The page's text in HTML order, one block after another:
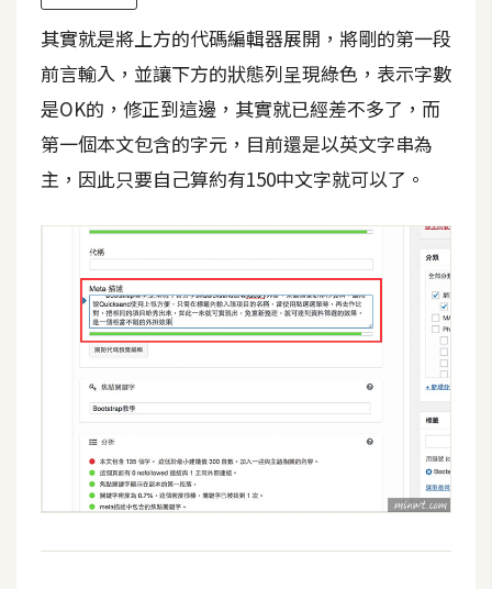
其實就是將上方的代碼編輯器展開，將剛的第一段
前言輸入，並讓下方的狀態列呈現綠色，表示字數
是OK的，修正到這邊，其實就已經差不多了，而
第一個本文包含的字元，目前還是以英文字串為
主，因此只要自己算約有150中文字就可以了。